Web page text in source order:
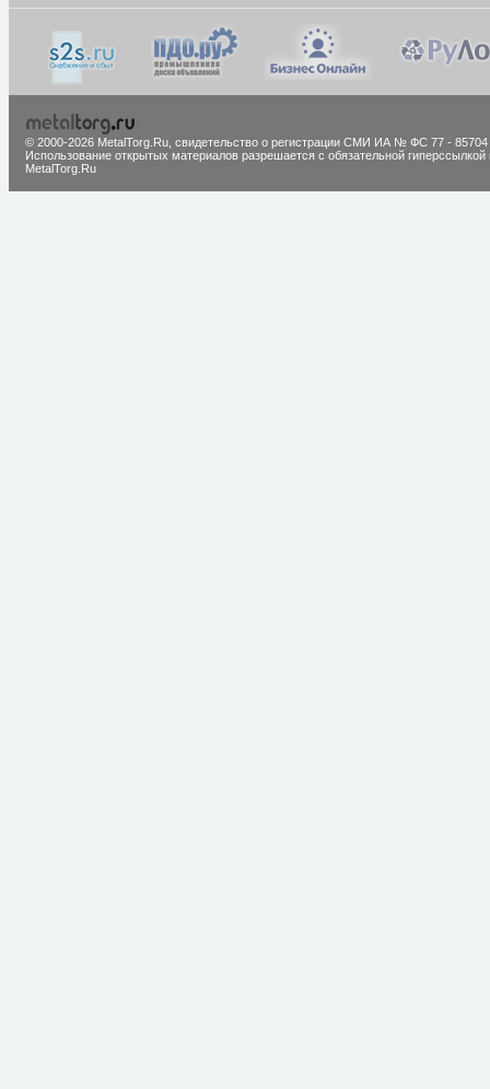
© 2000-2026 MetalTorg.Ru, cвидетельство о регистрации СМИ ИА № ФС 77 - 85704
Использование открытых материалов разрешается с обязательной гиперссылкой
MetalTorg.Ru